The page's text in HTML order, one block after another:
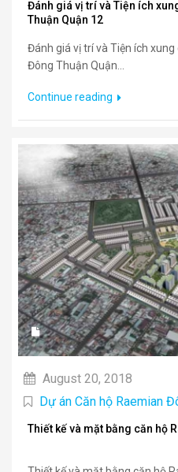
Đánh giá vị trí và Tiện ích
Thuận Quận 12
Đánh giá vị trí và Tiện ích
Đông Thuận Quận...
Continue reading
August 20, 2018
Dự án Căn hộ Raemian
Thiết kế và mặt bằng căn hộ